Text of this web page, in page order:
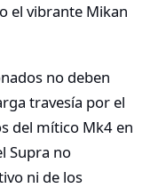
el vibrante Mikan
no deben
travesía por el
del mítico Mk4 en
Supra no
ni de los